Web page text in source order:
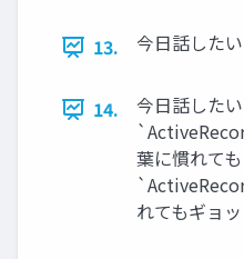
13. 今日話した
14.
今日話した
葉に慣れて
れてもギョ